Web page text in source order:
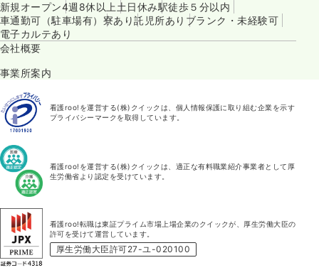
新規オープン4週8休以上 土日休み駅徒歩５分以内
車通勤可（駐車場有） 寮あり託児所あり ブランク・未経験可
電子カルテあり
会社概要
事業所案内
看護roo!を運営する(株)クイックは、個人情報保護に取り組む企業を示す
プライバシーマークを取得しています。
看護roo!を運営する(株)クイックは、適正な有料職業紹介事業者として厚
生労働省より認定を受けています。
看護roo!転職は東証プライム市場上場企業のクイックが、厚生労働大臣の
許可を受けて運営しています。
厚生労働大臣許可27-ユ-020100